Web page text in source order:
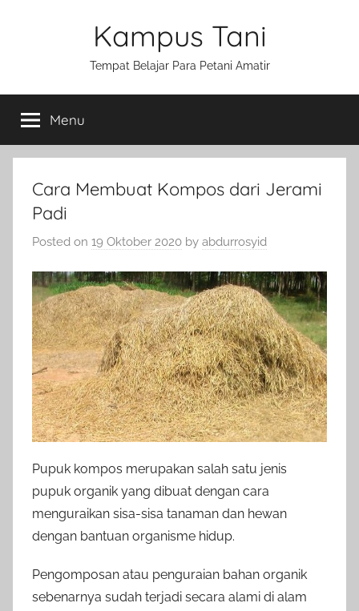
Kampus Tani
Tempat Belajar Para Petani Amatir
Menu
Cara Membuat Kompos dari Jerami
Padi
Posted on 19 Oktober 2020 by abdurrosyid
Pupuk kompos merupakan salah satu jenis
pupuk organik yang dibuat dengan cara
menguraikan sisa-sisa tanaman dan hewan
dengan bantuan organisme hidup.
Pengomposan atau penguraian bahan organik
sebenarnya sudah terjadi secara alami di alam